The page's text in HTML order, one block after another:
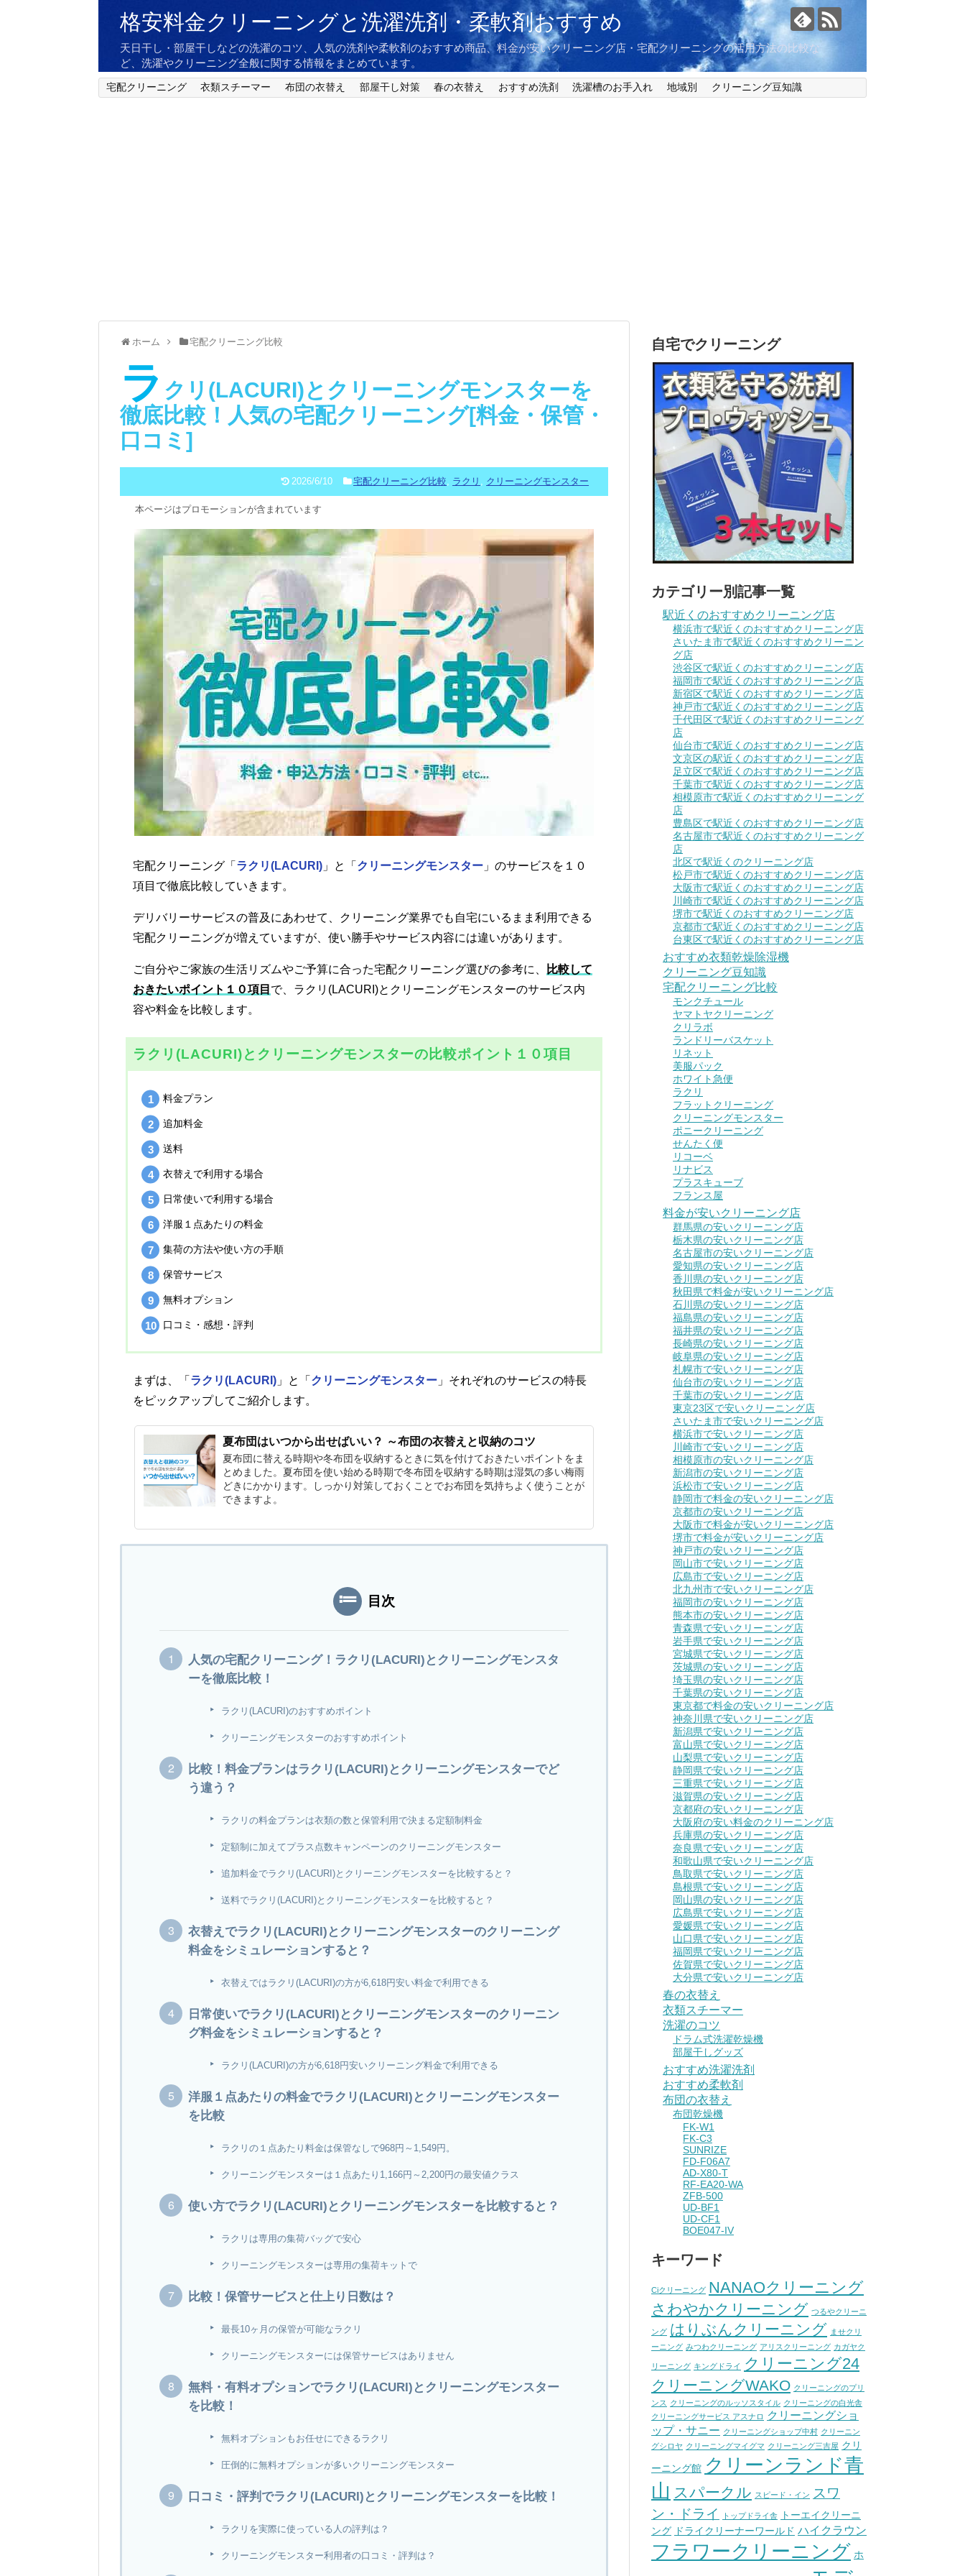
格安料金クリーニングと洗濯洗剤・柔軟剤おすすめ
天日干し・部屋干しなどの洗濯のコツ、人気の洗剤や柔軟剤のおすすめ商品、料金が安いクリーニング店・宅配クリーニングの活用方法の比較な
ど、洗濯やクリーニング全般に関する情報をまとめています。
宅配クリーニング 衣類スチーマー 布団の衣替え 部屋干し対策 春の衣替え おすすめ洗剤 洗濯槽のお手入れ 地域別 クリーニング豆知識
ホーム 宅配クリーニング比較
ラ クリ(LACURI)とクリーニングモンスターを
徹底比較！人気の宅配クリーニング[料金・保管・
口コミ]
2026/6/10 宅配クリーニング比較, ラクリ , クリーニングモンスター
本ページはプロモーションが含まれています
宅配クリーニング「 ラクリ(LACURI) 」と「 クリーニングモンスター 」のサービスを１０
項目で徹底比較していきます。
デリバリーサービスの普及にあわせて、クリーニング業界でも自宅にいるまま利用できる
宅配クリーニングが増えていますが、使い勝手やサービス内容には違いがあります。
ご自分やご家族の生活リズムやご予算に合った宅配クリーニング選びの参考に、
比較して
おきたいポイント１０項目 で、ラクリ(LACURI)とクリーニングモンスターのサービス内
容や料金を比較します。
ラクリ(LACURI)とクリーニングモンスターの比較ポイント１０項目
料金プラン
追加料金
送料
衣替えで利用する場合
日常使いで利用する場合
洋服１点あたりの料金
集荷の方法や使い方の手順
保管サービス
無料オプション
口コミ・感想・評判
まずは、「 ラクリ(LACURI) 」と「 クリーニングモンスター 」それぞれのサービスの特長
をピックアップしてご紹介します。
夏布団はいつから出せばいい？ ～布団の衣替えと収納のコツ
夏布団に替える時期や冬布団を収納するときに気を付けておきたいポイントをま
とめました。夏布団を使い始める時期で冬布団を収納する時期は湿気の多い梅雨
どきにかかります。しっかり対策しておくことでお布団を気持ちよく使うことが
できますよ。
目次
人気の宅配クリーニング！ラクリ(LACURI)とクリーニングモンスタ
ーを徹底比較！
ラクリ(LACURI)のおすすめポイント
クリーニングモンスターのおすすめポイント
比較！料金プランはラクリ(LACURI)とクリーニングモンスターでど
う違う？
ラクリの料金プランは衣類の数と保管利用で決まる定額制料金
定額制に加えてプラス点数キャンペーンのクリーニングモンスター
追加料金でラクリ(LACURI)とクリーニングモンスターを比較すると？
送料でラクリ(LACURI)とクリーニングモンスターを比較すると？
衣替えでラクリ(LACURI)とクリーニングモンスターのクリーニング
料金をシミュレーションすると？
衣替えではラクリ(LACURI)の方が6,618円安い料金で利用できる
日常使いでラクリ(LACURI)とクリーニングモンスターのクリーニン
グ料金をシミュレーションすると？
ラクリ(LACURI)の方が6,618円安いクリーニング料金で利用できる
洋服１点あたりの料金でラクリ(LACURI)とクリーニングモンスター
を比較
ラクリの１点あたり料金は保管なしで968円～1,549円。
クリーニングモンスターは１点あたり1,166円～2,200円の最安値クラス
使い方でラクリ(LACURI)とクリーニングモンスターを比較すると？
ラクリは専用の集荷バッグで安心
クリーニングモンスターは専用の集荷キットで
比較！保管サービスと仕上り日数は？
最長10ヶ月の保管が可能なラクリ
クリーニングモンスターには保管サービスはありません
無料・有料オプションでラクリ(LACURI)とクリーニングモンスター
を比較！
無料オプションもお任せにできるラクリ
圧倒的に無料オプションが多いクリーニングモンスター
口コミ・評判でラクリ(LACURI)とクリーニングモンスターを比較！
ラクリを実際に使っている人の評判は？
クリーニングモンスター利用者の口コミ・評判は？
自宅でクリーニング
カテゴリー別記事一覧
駅近くのおすすめクリーニング店
横浜市で駅近くのおすすめクリーニング店
さいたま市で駅近くのおすすめクリーニン
グ店
渋谷区で駅近くのおすすめクリーニング店
福岡市で駅近くのおすすめクリーニング店
新宿区で駅近くのおすすめクリーニング店
神戸市で駅近くのおすすめクリーニング店
千代田区で駅近くのおすすめクリーニング
店
仙台市で駅近くのおすすめクリーニング店
文京区の駅近くのおすすめクリーニング店
足立区で駅近くのおすすめクリーニング店
千葉市で駅近くのおすすめクリーニング店
相模原市で駅近くのおすすめクリーニング
店
豊島区で駅近くのおすすめクリーニング店
名古屋市で駅近くのおすすめクリーニング
店
北区で駅近くのクリーニング店
松戸市で駅近くのおすすめクリーニング店
大阪市で駅近くのおすすめクリーニング店
川崎市で駅近くのおすすめクリーニング店
堺市で駅近くのおすすめクリーニング店
京都市で駅近くのおすすめクリーニング店
台東区で駅近くのおすすめクリーニング店
おすすめ衣類乾燥除湿機
クリーニング豆知識
宅配クリーニング比較
モンクチュール
ヤマトヤクリーニング
クリラボ
ランドリーバスケット
リネット
美服パック
ホワイト急便
ラクリ
フラットクリーニング
クリーニングモンスター
ポニークリーニング
せんたく便
リコーベ
リナビス
プラスキューブ
フランス屋
料金が安いクリーニング店
群馬県の安いクリーニング店
栃木県の安いクリーニング店
名古屋市の安いクリーニング店
愛知県の安いクリーニング店
香川県の安いクリーニング店
秋田県で料金が安いクリーニング店
石川県の安いクリーニング店
福島県の安いクリーニング店
福井県の安いクリーニング店
長崎県の安いクリーニング店
岐阜県の安いクリーニング店
札幌市で安いクリーニング店
仙台市の安いクリーニング店
千葉市の安いクリーニング店
東京23区で安いクリーニング店
さいたま市で安いクリーニング店
横浜市で安いクリーニング店
川崎市で安いクリーニング店
相模原市の安いクリーニング店
新潟市の安いクリーニング店
浜松市で安いクリーニング店
静岡市で料金の安いクリーニング店
京都市の安いクリーニング店
大阪市で料金が安いクリーニング店
堺市で料金が安いクリーニング店
神戸市の安いクリーニング店
岡山市で安いクリーニング店
広島市で安いクリーニング店
北九州市で安いクリーニング店
福岡市の安いクリーニング店
熊本市の安いクリーニング店
青森県で安いクリーニング店
岩手県で安いクリーニング店
宮城県で安いクリーニング店
茨城県の安いクリーニング店
埼玉県の安いクリーニング店
千葉県の安いクリーニング店
東京都で料金の安いクリーニング店
神奈川県で安いクリーニング店
新潟県で安いクリーニング店
富山県で安いクリーニング店
山梨県で安いクリーニング店
静岡県で安いクリーニング店
三重県で安いクリーニング店
滋賀県の安いクリーニング店
京都府の安いクリーニング店
大阪府の安い料金のクリーニング店
兵庫県の安いクリーニング店
奈良県で安いクリーニング店
和歌山県で安いクリーニング店
鳥取県で安いクリーニング店
島根県で安いクリーニング店
岡山県の安いクリーニング店
広島県で安いクリーニング店
愛媛県で安いクリーニング店
山口県で安いクリーニング店
福岡県で安いクリーニング店
佐賀県で安いクリーニング店
大分県で安いクリーニング店
春の衣替え
衣類スチーマー
洗濯のコツ
ドラム式洗濯乾燥機
部屋干しグッズ
おすすめ洗濯洗剤
おすすめ柔軟剤
布団の衣替え
布団乾燥機
FK-W1
FK-C3
SUNRIZE
FD-F06A7
AD-X80-T
RF-EA20-WA
ZFB-500
UD-BF1
UD-CF1
BOE047-IV
キーワード
Ciクリーニング NANAOクリーニング
さわやかクリーニング つるやクリーニ
ング はりぶんクリーニング ませクリ
ーニング みつわクリーニング アリスクリーニング カガヤク
リーニング キングドライ クリーニング24
クリーニングWAKO クリーニングのプリ
ンス クリーニングのルッソスタイル クリーニングの白光舎
クリーニングサービス アスナロ
クリーニングショ
ップ・サニー クリーニングショップ中村 クリーニン
グシロヤ クリーニングマイグマ クリーニング三吉屋 クリ
ーニング館 クリーンランド青
山 スパークル スピード・イン スワ
ン・ドライ
トップドライ舎
トーエイクリーニ
ング ドライクリーナーワールド ハイクラウン
フラワークリーニング ホ